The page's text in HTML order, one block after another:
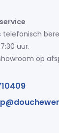
telefonisch
uur.
op